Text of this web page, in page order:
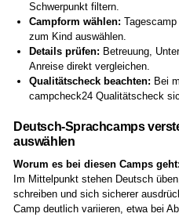
Schwerpunkt filtern.
Campform wählen:
zum Kind auswählen.
Details prüfen: Betreuung,
Anreise direkt vergleichen.
Qualitätscheck beachten: Bei
campcheck24 Qualitätscheck
Deutsch-Sprachcamps
auswählen
Worum es bei diesen Camps geht:
Im Mittelpunkt stehen Deutsch
schreiben und sich sicherer
Camp deutlich variieren, etwa bei